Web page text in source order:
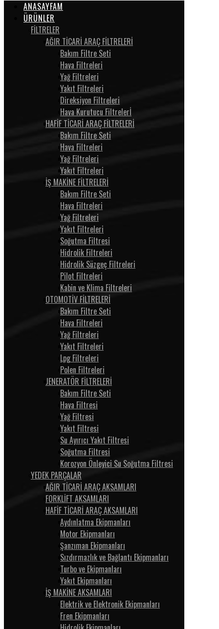
ANASAYFAM
ÜRÜNLER
FİLTRELER
AĞIR TİCARİ ARAÇ FİLTRELERİ
Bakım Filtre Seti
Hava Filtreleri
Yağ Filtreleri
Yakıt Filtreleri
Direksiyon Filtreleri
Hava Kurutucu Filtrelerİ
HAFİF TİCARİ ARAÇ FİLTRELERİ
Bakım Filtre Seti
Hava Filtreleri
Yağ Filtreleri
Yakıt Filtreleri
İŞ MAKİNE FİLTRELERİ
Bakım Filtre Seti
Hava Filtreleri
Yağ Filtreleri
Yakıt Filtreleri
Soğutma Filtresi
Hidrolik Filtreleri
Hidrolik Süzgeç Filtreleri
Pilot Filtreleri
Kabin ve Klima Filtreleri
OTOMOTİV FİLTRELERİ
Bakım Filtre Seti
Hava Filtreleri
Yağ Filtreleri
Yakıt Filtreleri
Lpg Filtreleri
Polen Filtreleri
JENERATÖR FİLTRELERİ
Bakım Filtre Seti
Hava Filtresi
Yağ Filtresi
Yakıt Filtresi
Su Ayırıcı Yakıt Filtresi
Soğutma Filtresi
Korozyon Önleyici Su Soğutma Filtresi
YEDEK PARÇALAR
AĞIR TİCARİ ARAÇ AKSAMLARI
FORKLİFT AKSAMLARI
HAFİF TİCARİ ARAÇ AKSAMLARI
Aydınlatma Ekipmanları
Motor Ekipmanları
Şanzıman Ekipmanları
Sızdırmazlık ve Bağlantı Ekipmanları
Turbo ve Ekipmanları
Yakıt Ekipmanları
İŞ MAKİNE AKSAMLARI
Elektrik ve Elektronik Ekipmanları
Fren Ekipmanları